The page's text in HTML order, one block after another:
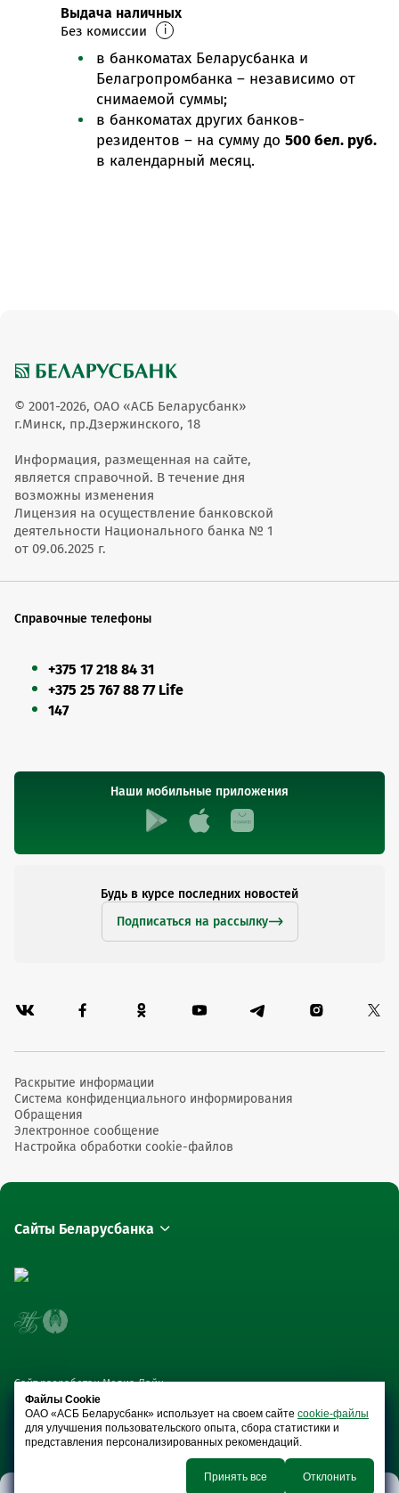
Выдача наличных
Без комиссии i
в банкоматах Беларусбанка и
Белагропромбанка – независимо от
снимаемой суммы;
в банкоматах других банков-
резидентов – на сумму до 500 бел. руб.
в календарный месяц.
© 2001-2026, ОАО «АСБ Беларусбанк»
г.Минск, пр.Дзержинского, 18
Информация, размещенная на сайте,
является справочной. В течение дня
возможны изменения
Лицензия на осуществление банковской
деятельности Национального банка № 1
от 09.06.2025 г.
Справочные телефоны
+375 17 218 84 31
+375 25 767 88 77 Life
147
Наши мобильные приложения
Будь в курсе последних новостей
Подписаться на рассылку
Раскрытие информации
Система конфиденциального информирования
Обращения
Электронное сообщение
Настройка обработки cookie-файлов
Сайты Беларусбанка
Сайт разработан Медиа Лайн
Файлы Cookie
ОАО «АСБ Беларусбанк» использует на своем сайте cookie-файлы
для улучшения пользовательского опыта, сбора статистики и
представления персонализированных рекомендаций.
Принять все Отклонить